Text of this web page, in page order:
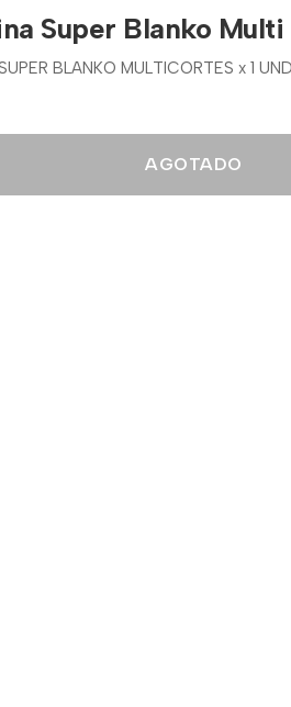
Super Blanko Multi
BLANKO MULTICORTES x 1 UND
AGOTADO